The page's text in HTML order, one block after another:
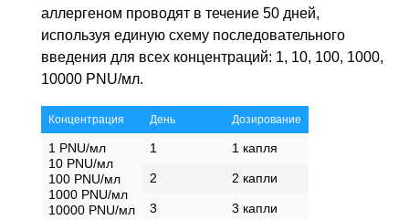
аллергеном проводят в течение 50 дней,
используя единую схему последовательного
введения для всех концентраций: 1, 10, 100, 1000,
10000 PNU/мл.
Концентрация День Дозирование
1 PNU/мл
10 PNU/мл
100 PNU/мл
1000 PNU/мл
10000 PNU/мл
1 1 капля
2 2 капли
3 3 капли